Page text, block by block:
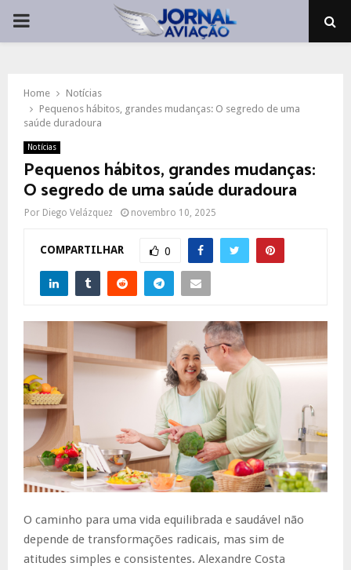
PRIMARY
Home
Notícias
Pequenos hábitos, grandes mudanças: O segredo de uma
saúde duradoura
Notícias
Pequenos hábitos, grandes mudanças:
O segredo de uma saúde duradoura
Por Diego Velázquez novembro 10, 2025
COMPARTILHAR 0
O caminho para uma vida equilibrada e saudável não
depende de transformações radicais, mas sim de
atitudes simples e consistentes. Alexandre Costa